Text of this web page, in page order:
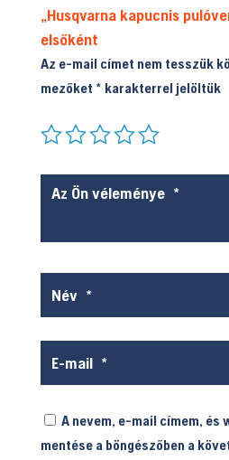
„Husqvarna kapucnis
elsőként
Az e-mail címet nem tesszük
mezőket * karakterrel jelöltük
A nevem, e-mail címem, és
mentése a böngészőben a